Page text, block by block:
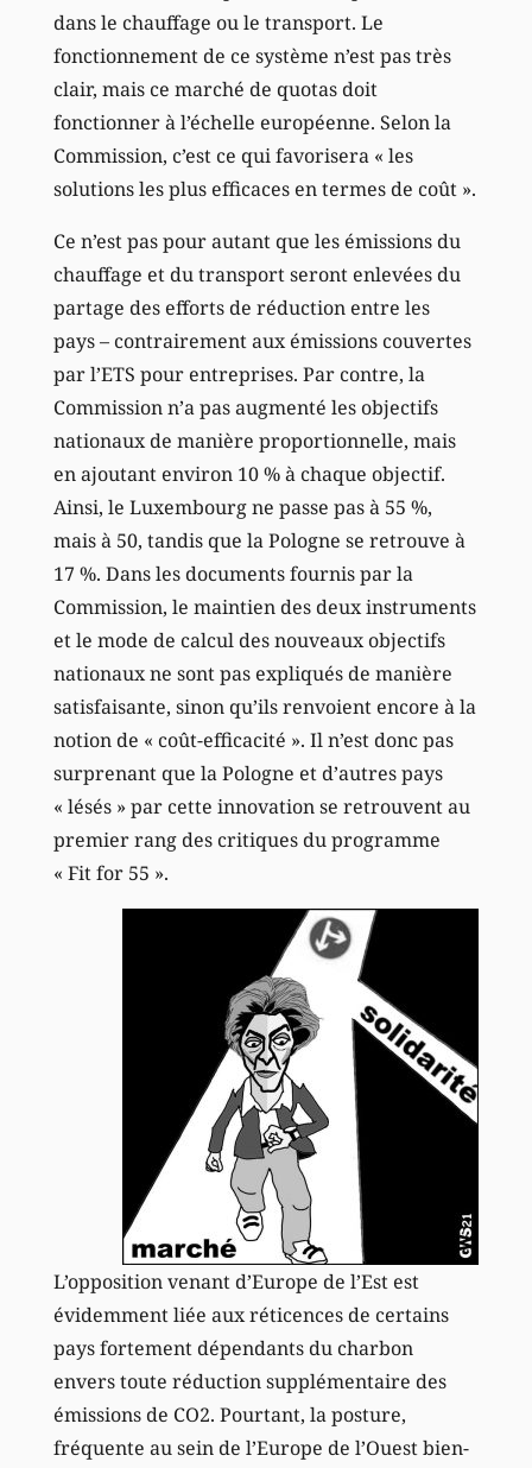
dans le chauffage ou le transport. Le
fonctionnement de ce système n’est pas très
clair, mais ce marché de quotas doit
fonctionner à l’échelle européenne. Selon la
Commission, c’est ce qui favorisera « les
solutions les plus efficaces en termes de coût ».
Ce n’est pas pour autant que les émissions du
chauffage et du transport seront enlevées du
partage des efforts de réduction entre les
pays – contrairement aux émissions couvertes
par l’ETS pour entreprises. Par contre, la
Commission n’a pas augmenté les objectifs
nationaux de manière proportionnelle, mais
en ajoutant environ 10 % à chaque objectif.
Ainsi, le Luxembourg ne passe pas à 55 %,
mais à 50, tandis que la Pologne se retrouve à
17 %. Dans les documents fournis par la
Commission, le maintien des deux instruments
et le mode de calcul des nouveaux objectifs
nationaux ne sont pas expliqués de manière
satisfaisante, sinon qu’ils renvoient encore à la
notion de « coût-efficacité ». Il n’est donc pas
surprenant que la Pologne et d’autres pays
« lésés » par cette innovation se retrouvent au
premier rang des critiques du programme
« Fit for 55 ».
L’opposition venant d’Europe de l’Est est
évidemment liée aux réticences de certains
pays fortement dépendants du charbon
envers toute réduction supplémentaire des
émissions de CO2. Pourtant, la posture,
fréquente au sein de l’Europe de l’Ouest bien-